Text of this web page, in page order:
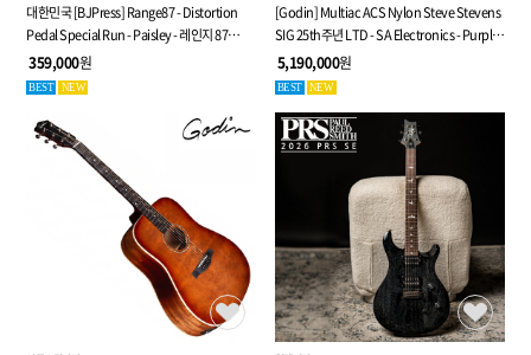
대한민국 [BJPress] Range87 - Distortion
Pedal Special Run - Paisley - 레인지 87
디스토션 페달
359,000원
BEST NEW
[Godin] Multiac ACS Nylon Steve Stevens
SIG 25th주년 LTD - SA Electronics - Purple -
전자 클래식 기타 (053940)
5,190,000원
BEST NEW